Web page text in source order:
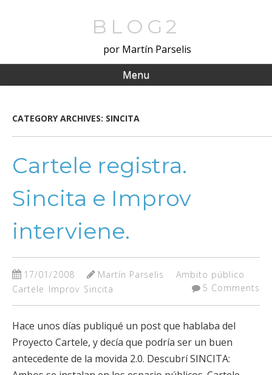
BLOG2
por Martín Parselis
Menu
CATEGORY ARCHIVES: SINCITA
Cartele registra.
Sincita e Improv
interviene.
17/01/2008 Martín Parselis
Ambito público
Cartele Improv Sincita 5 Comments
Hace unos días publiqué un post que hablaba del
Proyecto Cartele, y decía que podría ser un buen
antecedente de la movida 2.0. Descubrí SINCITA: